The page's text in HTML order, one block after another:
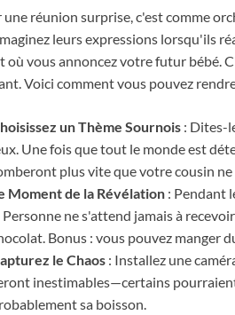
réunion surprise, c'est comme
leurs expressions lorsqu'ils
où vous annoncez votre futur bébé.
Voici comment vous pouvez
un Thème Sournois : Dites-
Une fois que tout le monde est
plus vite que votre cousin ne
Moment de la Révélation : Pendant
Personne ne s'attend jamais à
Bonus : vous pouvez manger
le Chaos : Installez une
inestimables—certains
sa boisson.